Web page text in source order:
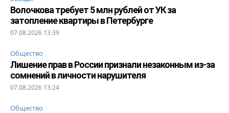
Волочкова требует 5 млн рублей от УК за
затопление квартиры в Петербурге
07.08.2026 13:39
Общество
Лишение прав в России признали незаконным из-за
сомнений в личности нарушителя
07.08.2026 13:24
Общество